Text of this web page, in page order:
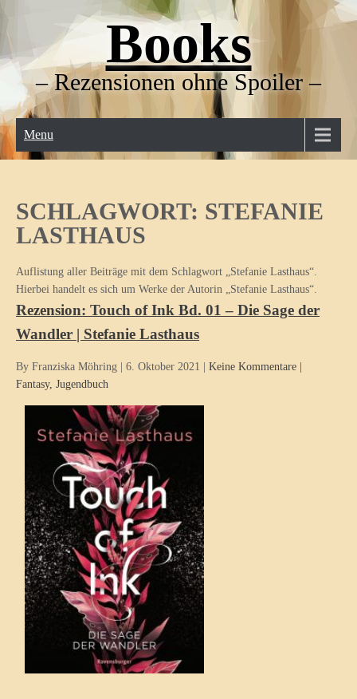
Books
– Rezensionen ohne Spoiler –
Menu
SCHLAGWORT: STEFANIE
LASTHAUS
Auflistung aller Beiträge mit dem Schlagwort „Stefanie Lasthaus“.
Hierbei handelt es sich um Werke der Autorin „Stefanie Lasthaus“.
Rezension: Touch of Ink Bd. 01 – Die Sage der
Wandler | Stefanie Lasthaus
By Franziska Möhring 6. Oktober 2021 Keine Kommentare
Fantasy, Jugendbuch